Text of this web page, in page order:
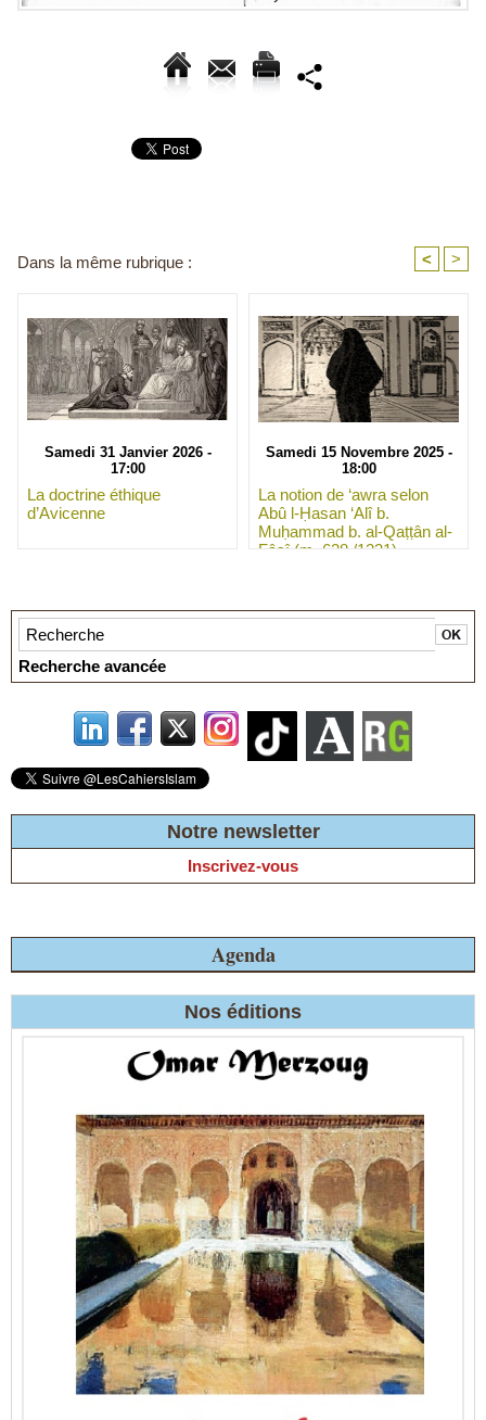
Dans la même rubrique : < >
Samedi 31 Janvier 2026 -
17:00
La doctrine éthique
d’Avicenne
Samedi 15 Novembre 2025 -
18:00
La notion de ‘awra selon
Abû l-Ḥasan ‘Alî b.
Muḥammad b. al-Qaṭṭân al-
Fâsî (m. 628 /1231)
Recherche avancée
Notre newsletter
Inscrivez-vous
Agenda
Nos éditions